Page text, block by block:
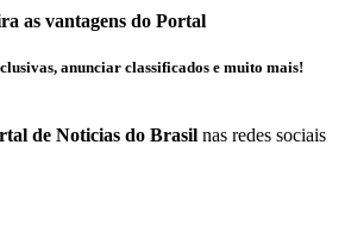
as vantagens do Portal
anunciar classificados e muito mais!
de Noticias do Brasil nas redes sociais